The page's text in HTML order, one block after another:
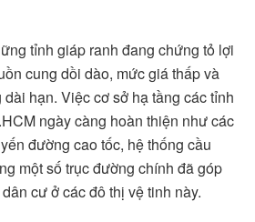
tỉnh giáp ranh đang chứng tỏ lợi
cung dồi dào, mức giá thấp và
hạn. Việc cơ sở hạ tầng các tỉnh
ngày càng hoàn thiện như các
đường cao tốc, hệ thống cầu
một số trục đường chính đã góp
cư ở các đô thị vệ tinh này.